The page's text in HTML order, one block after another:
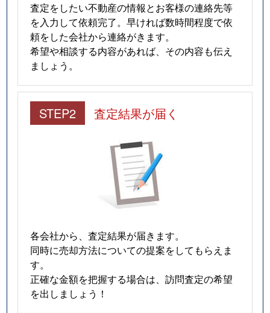
査定をしたい不動産の情報とお客様の連絡先等
を入力して依頼完了。早ければ数時間程度で依
頼をした会社から連絡がきます。
希望や相談する内容があれば、その内容も伝え
ましょう。
STEP2 査定結果が届く
各会社から、査定結果が届きます。
同時に売却方法についての提案をしてもらえま
す。
正確な金額を把握する場合は、訪問査定の希望
を出しましょう！